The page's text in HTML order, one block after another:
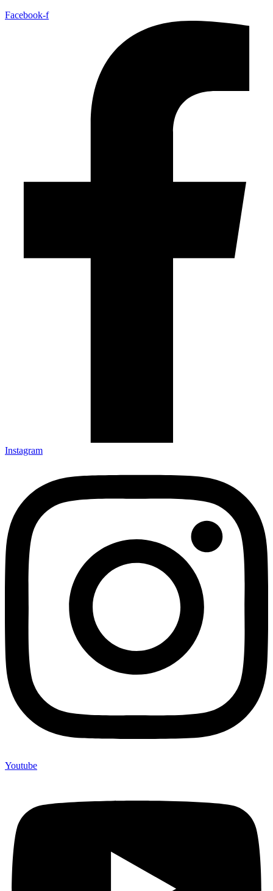
Facebook-f
Instagram
Youtube